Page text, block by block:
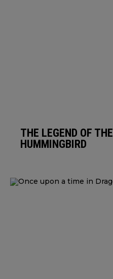
THE LEGEND OF THE
HUMMINGBIRD